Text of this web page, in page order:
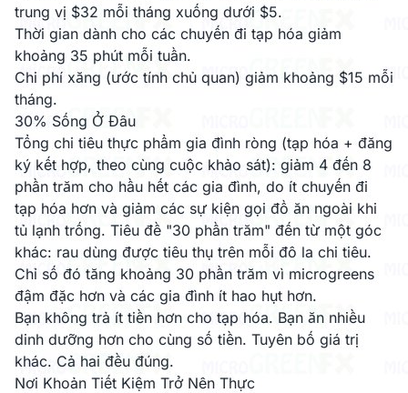
trung vị $32 mỗi tháng xuống dưới $5.
Thời gian dành cho các chuyến đi tạp hóa giảm
khoảng 35 phút mỗi tuần.
Chi phí xăng (ước tính chủ quan) giảm khoảng $15 mỗi
tháng.
30% Sống Ở Đâu
Tổng chi tiêu thực phẩm gia đình ròng (tạp hóa + đăng
ký kết hợp, theo cùng cuộc khảo sát): giảm 4 đến 8
phần trăm cho hầu hết các gia đình, do ít chuyến đi
tạp hóa hơn và giảm các sự kiện gọi đồ ăn ngoài khi
tủ lạnh trống. Tiêu đề "30 phần trăm" đến từ một góc
khác: rau dùng được tiêu thụ trên mỗi đô la chi tiêu.
Chỉ số đó tăng khoảng 30 phần trăm vì microgreens
đậm đặc hơn và các gia đình ít hao hụt hơn.
Bạn không trả ít tiền hơn cho tạp hóa. Bạn ăn nhiều
dinh dưỡng hơn cho cùng số tiền. Tuyên bố giá trị
khác. Cả hai đều đúng.
Nơi Khoản Tiết Kiệm Trở Nên Thực